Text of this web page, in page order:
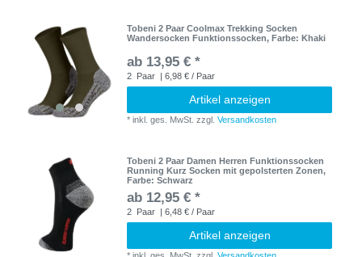
Tobeni 2 Paar Coolmax Trekking Socken
Wandersocken Funktionssocken, Farbe: Khaki
ab 13,95 € *
2 Paar | 6,98 € / Paar
Artikel anzeigen
*inkl. ges. MwSt. zzgl.Versandkosten
Tobeni 2 Paar Damen Herren Funktionssocken
Running Kurz Socken mit gepolsterten Zonen,
Farbe: Schwarz
ab 12,95 € *
2 Paar | 6,48 € / Paar
Artikel anzeigen